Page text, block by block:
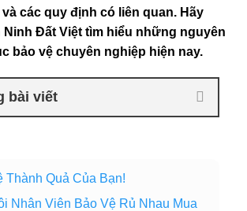
các quy định có liên quan. Hãy
Ninh Đất Việt tìm hiểu những nguyên
bảo vệ chuyên nghiệp hiện nay.
bài viết
Thành Quả Của Bạn!
Nhân Viên Bảo Vệ Rủ Nhau Mua